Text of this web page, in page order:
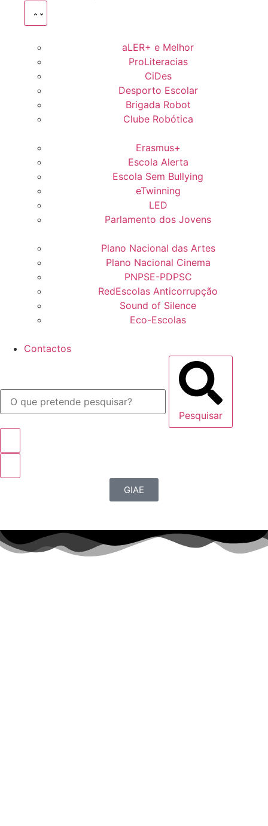
aLER+ e Melhor
ProLiteracias
CiDes
Desporto Escolar
Brigada Robot
Clube Robótica
Erasmus+
Escola Alerta
Escola Sem Bullying
eTwinning
LED
Parlamento dos Jovens
Plano Nacional das Artes
Plano Nacional Cinema
PNPSE-PDPSC
RedEscolas Anticorrupção
Sound of Silence
Eco-Escolas
Contactos
Pesquisar
GIAE